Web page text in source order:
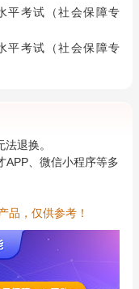
平考试（社会保障专
平考试（社会保障专
退换。
APP、微信小程序等多
品，仅供参考！